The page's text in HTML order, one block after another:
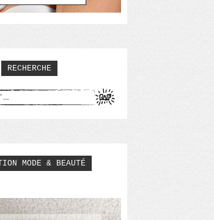
RECHERCHE
:
MODE & BEAUTÉ